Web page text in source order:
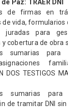
Paz: TRAER DNI
de firmas en
vida, formularios
juradas para
cobertura de obra
sumarias para
DOS TESTIGOS
sumarias para
de tramitar DNI